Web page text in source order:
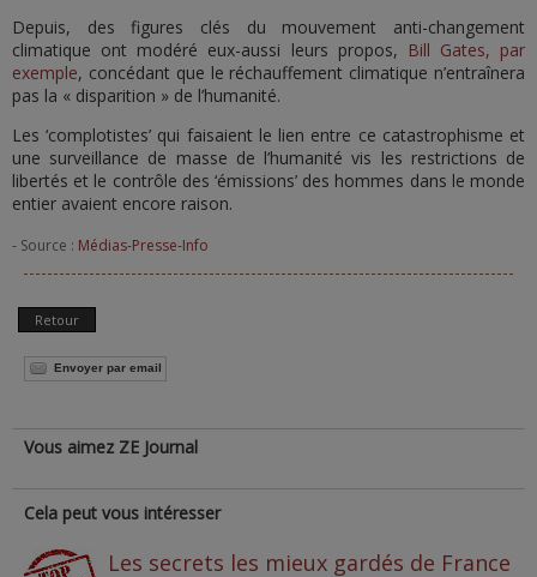
Depuis, des figures clés du mouvement anti-changement
climatique ont modéré eux-aussi leurs propos, Bill Gates, par
exemple, concédant que le réchauffement climatique n’entraînera
pas la « disparition » de l’humanité.
Les ‘complotistes’ qui faisaient le lien entre ce catastrophisme et
une surveillance de masse de l’humanité vis les restrictions de
libertés et le contrôle des ‘émissions’ des hommes dans le monde
entier avaient encore raison.
- Source : Médias-Presse-Info
Retour
Envoyer par email
Vous aimez ZE Journal
Cela peut vous intéresser
Les secrets les mieux gardés de France